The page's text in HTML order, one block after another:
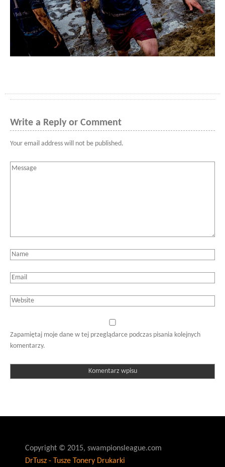
Write a Reply or Comment
Your email address will not be published.
Zapamiętaj moje dane w tej przeglądarce podczas pisania kolejnych
komentarzy.
Copyright © 2015, swampionsleague.com
DrTusz - Tusze Tonery Drukarki